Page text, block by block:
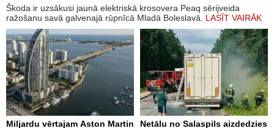
Škoda ir uzsākusi jaunā elektriskā krosovera Peaq sērijveida
ražošanu savā galvenajā rūpnīcā Mladā Boleslavā. LASĪT VAIRĀK
Miljardu vērtajam Aston Martin
Netālu no Salaspils aizdedzies